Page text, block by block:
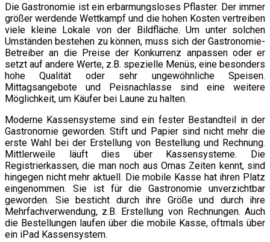
Die Gastronomie ist ein erbarmungsloses Pflaster. Der immer
größer werdende Wettkampf und die hohen Kosten vertreiben
viele kleine Lokale von der Bildfläche. Um unter solchen
Umständen bestehen zu können, muss sich der Gastronomie-
Betreiber an die Preise der Konkurrenz anpassen oder er
setzt auf andere Werte, z.B. spezielle Menüs, eine besonders
hohe Qualität oder sehr ungewöhnliche Speisen.
Mittagsangebote und Peisnachlasse sind eine weitere
Möglichkeit, um Käufer bei Laune zu halten.
Moderne Kassensysteme sind ein fester Bestandteil in der
Gastronomie geworden. Stift und Papier sind nicht mehr die
erste Wahl bei der Erstellung von Bestellung und Rechnung.
Mittlerweile läuft dies über Kassensysteme. Die
Registrierkassen, die man noch aus Omas Zeiten kennt, sind
hingegen nicht mehr aktuell. Die mobile Kasse hat ihren Platz
eingenommen. Sie ist für die Gastronomie unverzichtbar
geworden. Sie besticht durch ihre Größe und durch ihre
Mehrfachverwendung, z.B. Erstellung von Rechnungen. Auch
die Bestellungen laufen über die mobile Kasse, oftmals über
ein iPad Kassensystem.